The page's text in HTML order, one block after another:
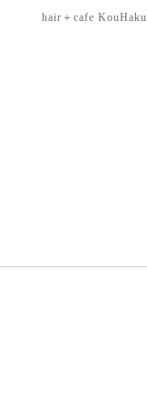
hair＋cafe KouHaku